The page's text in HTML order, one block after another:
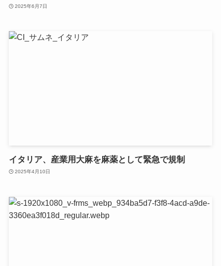
2025年6月7日
イタリア、産業用大麻を麻薬として緊急で規制
2025年4月10日